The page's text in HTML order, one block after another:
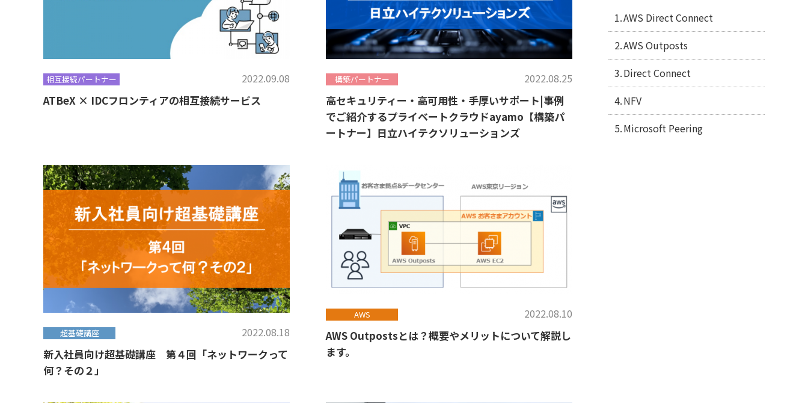
相互接続パートナー 2022.09.08
ATBeX × IDCフロンティアの相互接続サービス
構築パートナー 2022.08.25
高セキュリティー・高可用性・手厚いサポート|事例
でご紹介するプライベートクラウドayamo【構築パ
ートナー】日立ハイテクソリューションズ
超基礎講座 2022.08.18
新入社員向け超基礎講座 第４回「ネットワークって
何？その２」
AWS 2022.08.10
AWS Outpostsとは？概要やメリットについて解説し
ます。
AWS Direct Connect
AWS Outposts
Direct Connect
NFV
Microsoft Peering